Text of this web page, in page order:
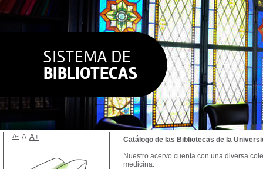
Catálogo de las Bibliotecas de la
Nuestro acervo cuenta con una diversa
medicina.
A- A A+